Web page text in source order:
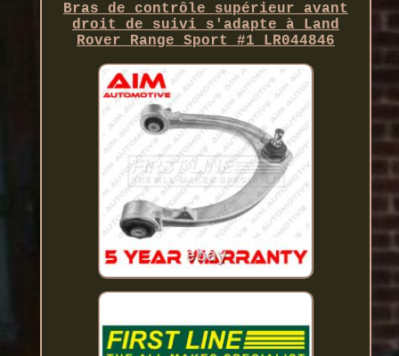
Bras de contrôle supérieur avant
droit de suivi s'adapte à Land
Rover Range Sport #1 LR044846